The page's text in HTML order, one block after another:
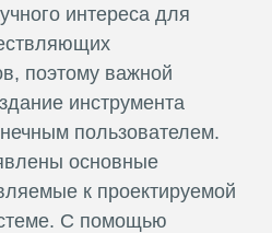
интереса для
поэтому важной
инструмента
пользователем.
основные
к проектируемой
С помощью